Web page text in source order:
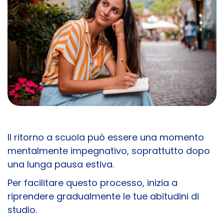
Il ritorno a scuola può essere una momento
mentalmente impegnativo, soprattutto dopo
una lunga pausa estiva.
Per facilitare questo processo, inizia a
riprendere gradualmente le tue abitudini di
studio.